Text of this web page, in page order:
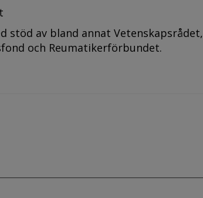
stöd av bland annat Vetenskapsrådet,
och Reumatikerförbundet.